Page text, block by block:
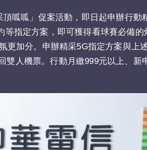
呱呱」促案活動，即日起申辦行動
指定方案，即可獲得看球賽必備的
更加分。申辦精采5G指定方案與上
雙人機票。行動月繳999元以上、新